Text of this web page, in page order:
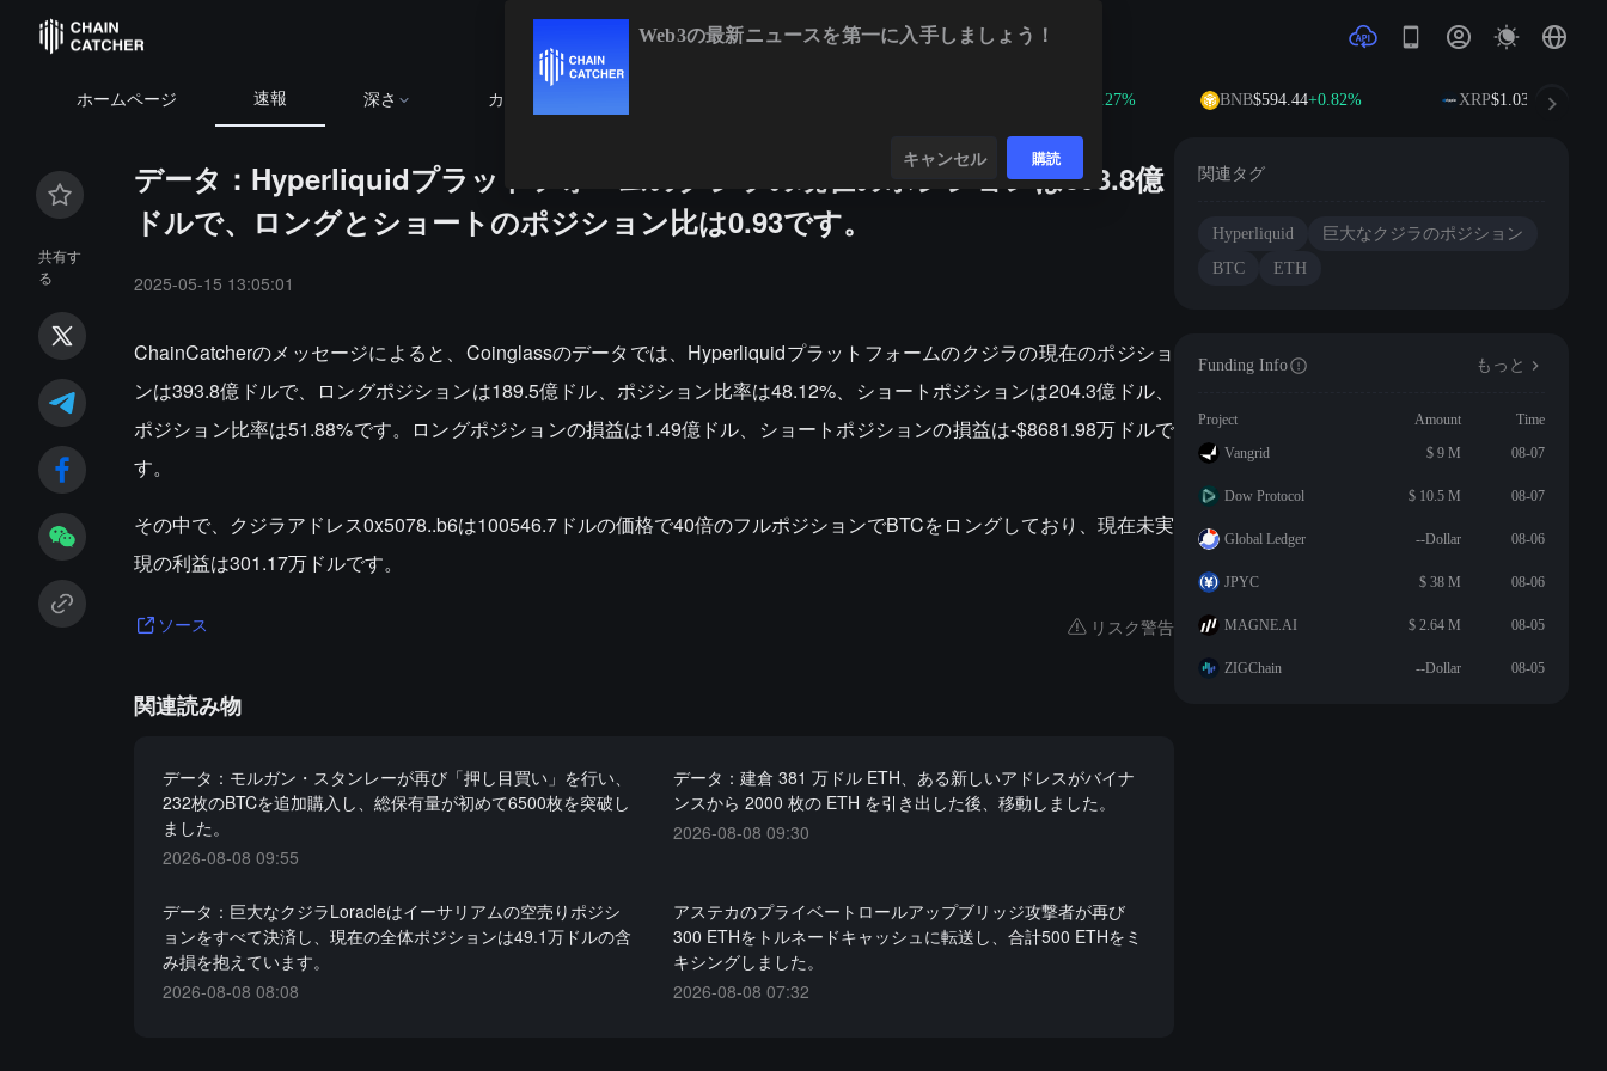
ホームページ 速報 深さ カレンダー +0.27% BNB$594.44+0.82% XRP$1.03+0.07%
共有す
る
データ：Hyperliquidプラットフォームのクジラの現在のポジションは393.8億
ドルで、ロングとショートのポジション比は0.93です。
2025-05-15 13:05:01
ChainCatcherのメッセージによると、Coinglassのデータでは、Hyperliquidプラットフォームのクジラの現在のポジショ
ンは393.8億ドルで、ロングポジションは189.5億ドル、ポジション比率は48.12%、ショートポジションは204.3億ドル、
ポジション比率は51.88%です。ロングポジションの損益は1.49億ドル、ショートポジションの損益は-$8681.98万ドルで
す。
その中で、クジラアドレス0x5078..b6は100546.7ドルの価格で40倍のフルポジションでBTCをロングしており、現在未実
現の利益は301.17万ドルです。
ソース リスク警告
関連読み物
データ：モルガン・スタンレーが再び「押し目買い」を行い、
232枚のBTCを追加購入し、総保有量が初めて6500枚を突破し
ました。
2026-08-08 09:55
データ：建倉 381 万ドル ETH、ある新しいアドレスがバイナ
ンスから 2000 枚の ETH を引き出した後、移動しました。
2026-08-08 09:30
データ：巨大なクジラLoracleはイーサリアムの空売りポジシ
ョンをすべて決済し、現在の全体ポジションは49.1万ドルの含
み損を抱えています。
2026-08-08 08:08
アステカのプライベートロールアップブリッジ攻撃者が再び
300 ETHをトルネードキャッシュに転送し、合計500 ETHをミ
キシングしました。
2026-08-08 07:32
関連タグ
Hyperliquid
巨大なクジラのポジション
BTC
ETH
Funding Info もっと
Project Amount
Time
Vangrid
$ 9 M 08-07
Dow Protocol $ 10.5 M 08-07
Global Ledger --Dollar 08-06
JPYC $ 38 M 08-06
MAGNE.AI $ 2.64 M 08-05
ZIGChain --Dollar 08-05
Web3の最新ニュースを第一に入手しましょう！
キャンセル 購読